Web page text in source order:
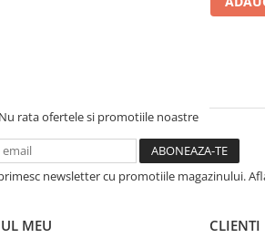
Nu rata ofertele si promotiile noastre
newsletter cu promotiile magazinului.
MEU CLIENTI